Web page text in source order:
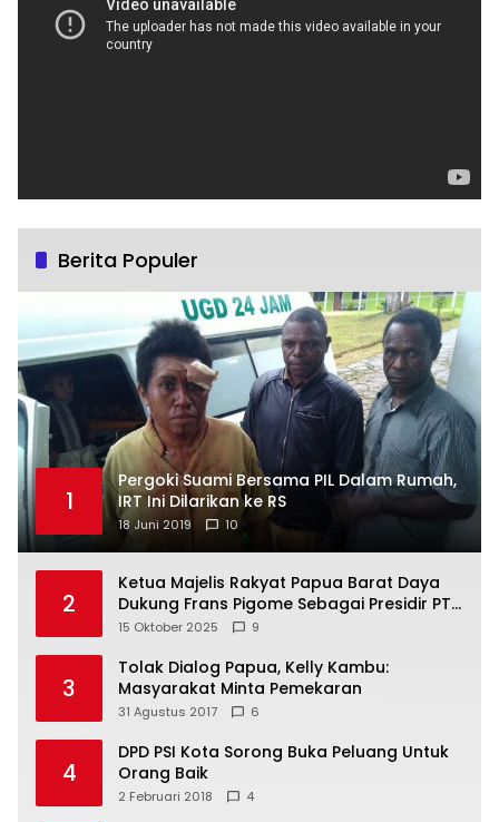
Berita Populer
1
Pergoki Suami Bersama PIL Dalam Rumah,
IRT Ini Dilarikan ke RS
18 Juni 2019 10
2
Ketua Majelis Rakyat Papua Barat Daya
Dukung Frans Pigome Sebagai Presidir PT
Freeport Indonesia
15 Oktober 2025 9
3
Tolak Dialog Papua, Kelly Kambu:
Masyarakat Minta Pemekaran
31 Agustus 2017 6
4
DPD PSI Kota Sorong Buka Peluang Untuk
Orang Baik
2 Februari 2018 4